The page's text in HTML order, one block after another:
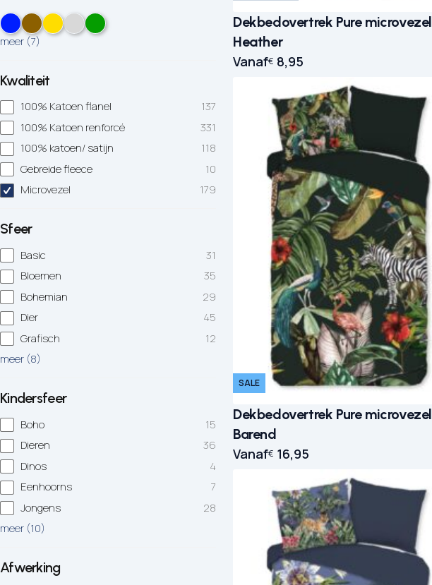
meer (7)
Kwaliteit
100% Katoen flanel
137
100% Katoen renforcé
331
100% katoen/ satijn
118
Gebreide fleece
10
Microvezel
179
Sfeer
Basic
31
Bloemen
35
Bohemian
29
Dier
45
Grafisch
12
meer (8)
Kindersfeer
Boho
15
Dieren
36
Dinos
4
Eenhoorns
7
Jongens
28
meer (10)
Afwerking
Dekbedovertrek Pure microvezel
Heather
Vanaf€ 8,95
SALE
Dekbedovertrek Pure microvezel
Barend
Vanaf€ 16,95